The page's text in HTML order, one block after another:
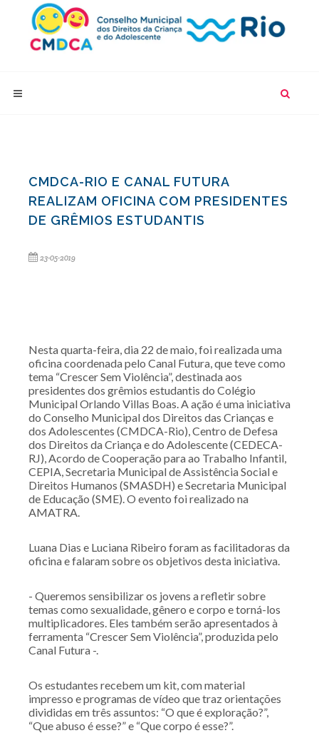
CMDCA-RIO E CANAL FUTURA
REALIZAM OFICINA COM PRESIDENTES
DE GRÊMIOS ESTUDANTIS
23-05-2019
Nesta quarta-feira, dia 22 de maio, foi realizada uma
oficina coordenada pelo Canal Futura, que teve como
tema “Crescer Sem Violência”, destinada aos
presidentes dos grêmios estudantis do Colégio
Municipal Orlando Villas Boas. A ação é uma iniciativa
do Conselho Municipal dos Direitos das Crianças e
dos Adolescentes (CMDCA-Rio), Centro de Defesa
dos Direitos da Criança e do Adolescente (CEDECA-
RJ), Acordo de Cooperação para ao Trabalho Infantil,
CEPIA, Secretaria Municipal de Assistência Social e
Direitos Humanos (SMASDH) e Secretaria Municipal
de Educação (SME). O evento foi realizado na
AMATRA.
Luana Dias e Luciana Ribeiro foram as facilitadoras da
oficina e falaram sobre os objetivos desta iniciativa.
- Queremos sensibilizar os jovens a refletir sobre
temas como sexualidade, gênero e corpo e torná-los
multiplicadores. Eles também serão apresentados à
ferramenta “Crescer Sem Violência”, produzida pelo
Canal Futura -.
Os estudantes recebem um kit, com material
impresso e programas de vídeo que traz orientações
divididas em três assuntos: “O que é exploração?”,
“Que abuso é esse?” e “Que corpo é esse?”.